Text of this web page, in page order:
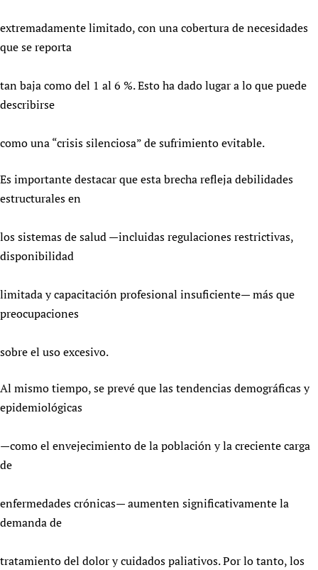
extremadamente limitado, con una cobertura de necesidades
que se reporta
tan baja como del 1 al 6 %. Esto ha dado lugar a lo que puede
describirse
como una “crisis silenciosa” de sufrimiento evitable.
Es importante destacar que esta brecha refleja debilidades
estructurales en
los sistemas de salud —incluidas regulaciones restrictivas,
disponibilidad
limitada y capacitación profesional insuficiente— más que
preocupaciones
sobre el uso excesivo.
Al mismo tiempo, se prevé que las tendencias demográficas y
epidemiológicas
—como el envejecimiento de la población y la creciente carga
de
enfermedades crónicas— aumenten significativamente la
demanda de
tratamiento del dolor y cuidados paliativos. Por lo tanto, los